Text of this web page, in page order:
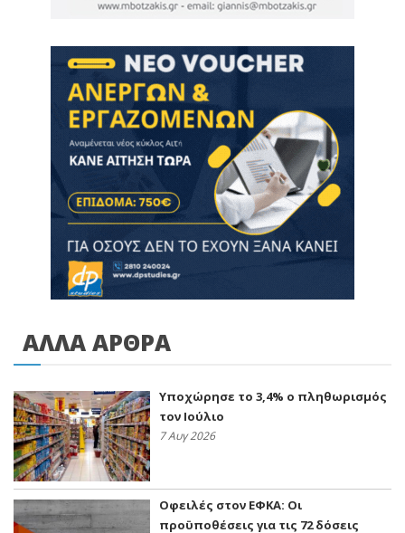
ΑΛΛΑ ΑΡΘΡΑ
Υποχώρησε το 3,4% ο πληθωρισμός
τον Ιούλιο
7 Αυγ 2026
Οφειλές στον ΕΦΚΑ: Οι
προϋποθέσεις για τις 72 δόσεις